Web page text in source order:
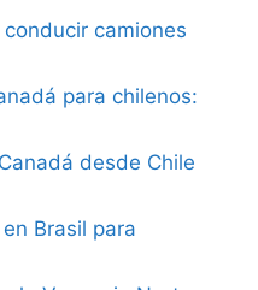
camiones
para chilenos:
desde Chile
Brasil para